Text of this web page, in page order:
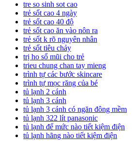
tre so sinh sot cao
trẻ sốt cao 4 ngày
trẻ sốt cao 40 độ
trẻ sốt cao ăn vào nôn ra
trẻ sốt k rõ nguyên nhân
trẻ sốt tiêu chảy
trị ho sổ mũi cho trẻ
trieu chung chan tay mieng
trình tự các bước skincare
trình tự mọc răng của bé
tủ lạnh 2 cánh
tủ lạnh 3 cánh
tủ lạnh 3 cánh có ngăn đông mềm
tủ lạnh 322 lít panasonic
tủ lạnh để mức nào tiết kiệm điện
tủ lạnh hãng nào tiết kiệm điện